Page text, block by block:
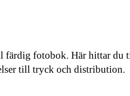
fotobok. Här hittar du
till tryck och distribution.